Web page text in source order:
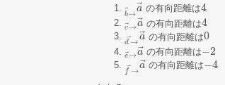
b→
a
b →→a→
の有向距離は4
4
c ⃗
→a
c →→a→
の有向距離は4
4
d ⃗→
a
d→ → a→
の有向距離は0
0
e ⃗
→a⃗
e →→a→
の有向距離は−2
−2
f →
a⃗
f→ → a→
の有向距離は−4
−4